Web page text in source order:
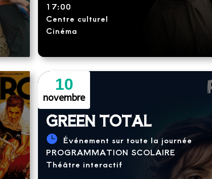
17:00
Centre culturel
Cinéma
10
novembre
GREEN TOTAL
Événement sur toute la journée
PROGRAMMATION SCOLAIRE
Théâtre interactif